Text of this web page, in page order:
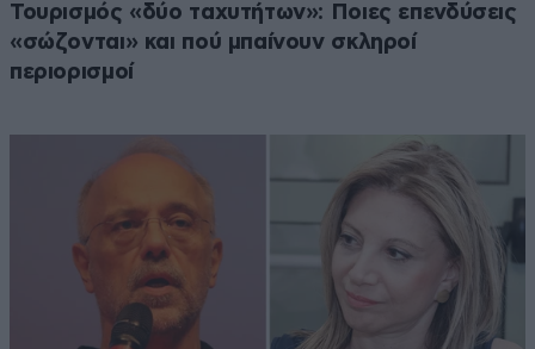
Τουρισμός «δύο ταχυτήτων»: Ποιες επενδύσεις
«σώζονται» και πού μπαίνουν σκληροί
περιορισμοί